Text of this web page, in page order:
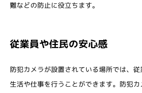
難などの防止に役立ちます。
従業員や住民の安心感
防犯カメラが設置されている場所では、
生活や仕事を行うことができます。防犯